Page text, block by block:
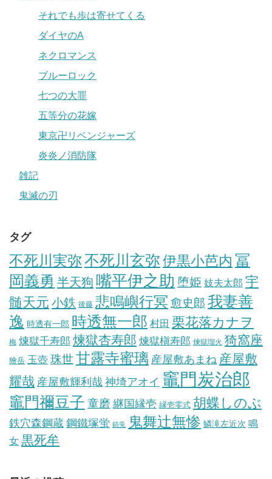
それでも歩は寄せてくる
ダイヤのA
ネクロマンス
ブルーロック
七つの大罪
五等分の花嫁
東京卍リベンジャーズ
炎炎ノ消防隊
雑記
鬼滅の刃
タグ
不死川実弥不死川玄弥伊黒小芭内 冨
岡義勇 半天狗 嘴平伊之助 堕姫 妓夫太郎 宇
髄天元 小鉄 後藤 悲鳴嶼行冥 愈史郎 我妻善
逸 時透有一郎 時透無一郎 村田 栗花落カナヲ
梅 煉獄千寿郎 煉獄杏寿郎 煉獄槇寿郎 煉獄瑠火 猗窩座
獪岳 玉壺 珠世甘露寺蜜璃 産屋敷あまね 産屋敷
耀哉 産屋敷輝利哉 神埼アオイ 竈門炭治郎
竈門禰豆子 童磨 継国縁壱 縁壱零式 胡蝶しのぶ
鉄穴森鋼蔵 鋼鐵塚蛍 錆兎 鬼舞辻無惨 鱗滝左近次 鳴
女 黒死牟